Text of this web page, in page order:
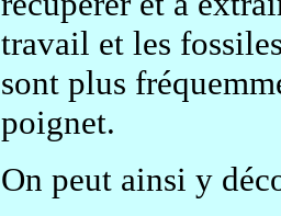
travail et les
sont plus
poignet.
On peut ainsi y